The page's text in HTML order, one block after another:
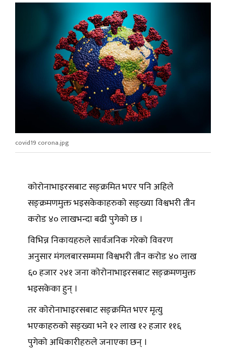
covid19 corona.jpg
कोरोनाभाइरसबाट सङ्क्रमित भएर पनि अहिले
सङ्क्रमणमुक्त भइसकेकाहरुको सङ्ख्या विश्वभरी तीन
करोड ४० लाखभन्दा बढी पुगेको छ ।
विभिन्न निकायहरुले सार्वजनिक गरेको विवरण
अनुसार मंगलबारसम्ममा विश्वभरी तीन करोड ४० लाख
६० हजार २४१ जना कोरोनाभाइरसबाट सङ्क्रमणमुक्त
भइसकेका हुन् ।
तर कोरोनाभाइरसबाट सङ्क्रमित भएर मृत्यु
भएकाहरुको सङ्ख्या भने १२ लाख १२ हजार ११६
पुगेको अधिकारीहरुले जनाएका छन् ।